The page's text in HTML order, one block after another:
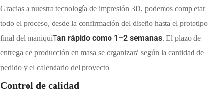
Gracias a nuestra tecnología de impresión 3D, podemos completar
todo el proceso, desde la confirmación del diseño hasta el prototipo
final del maniquíTan rápido como 1–2 semanas. El plazo de
entrega de producción en masa se organizará según la cantidad de
pedido y el calendario del proyecto.
Control de calidad